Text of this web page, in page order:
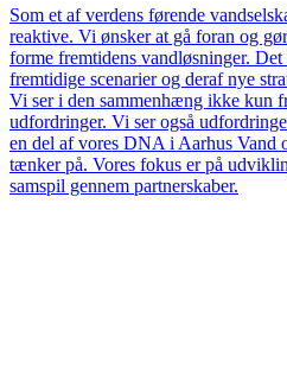
Som et af verdens førende
reaktive. Vi ønsker at gå foran og
forme fremtidens vandløsninger.
fremtidige scenarier og deraf nye
Vi ser i den sammenhæng ikke kun
udfordringer. Vi ser også
en del af vores DNA i Aarhus Vand
tænker på. Vores fokus er på
samspil gennem partnerskaber.